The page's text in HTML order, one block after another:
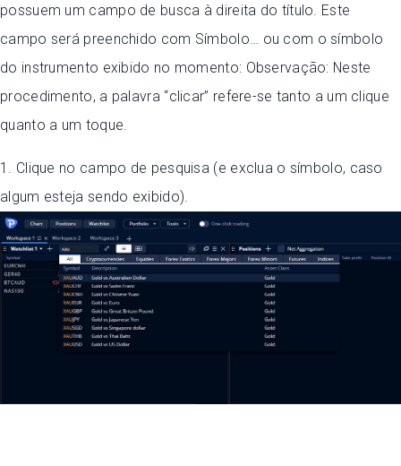
possuem um campo de busca à direita do título. Este
campo será preenchido com Símbolo… ou com o símbolo
do instrumento exibido no momento: Observação: Neste
procedimento, a palavra “clicar” refere-se tanto a um clique
quanto a um toque.
1. Clique no campo de pesquisa (e exclua o símbolo, caso
algum esteja sendo exibido).